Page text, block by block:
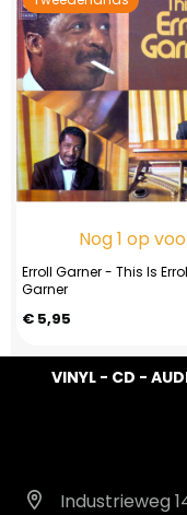
Nog 1 op
Erroll Garner - This Is
Garner
€ 5,95
VINYL - CD -
Industrieweg